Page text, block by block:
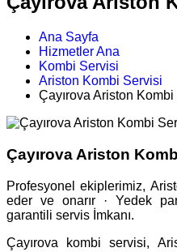
Ana Sayfa
Hizmetler Ana
Kombi Servisi
Ariston Kombi Servisi
Çayırova Ariston
Çayırova Ariston
Profesyonel ekiplerimiz,
eder ve onarır · Yedek
garantili servis İmkanı.
Çayırova kombi servisi,